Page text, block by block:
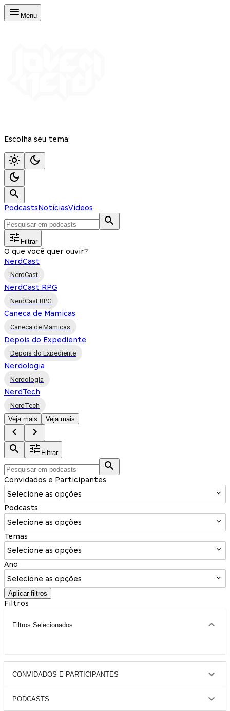
Menu
Escolha seu tema:
PodcastsNotíciasVídeos
Filtrar
O que você quer ouvir?
NerdCast
NerdCast
NerdCast RPG
NerdCast RPG
Caneca de Mamicas
Caneca de Mamicas
Depois do Expediente
Depois do Expediente
Nerdologia
Nerdologia
NerdTech
NerdTech
Veja mais
Veja mais
Filtrar
Convidados e Participantes
Selecione as opções
Podcasts
Selecione as opções
Temas
Selecione as opções
Ano
Selecione as opções
Aplicar filtros
Filtros
Filtros Selecionados
CONVIDADOS E PARTICIPANTES
PODCASTS